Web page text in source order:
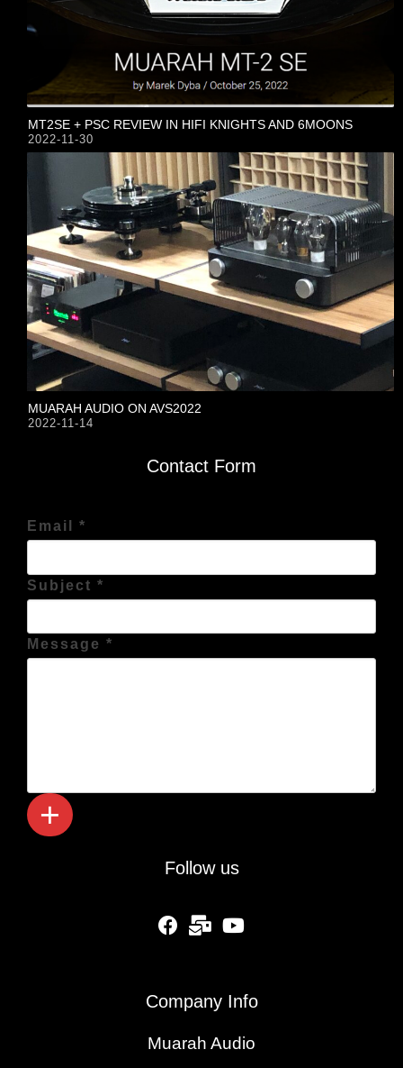
MT2SE + PSC REVIEW IN HIFI KNIGHTS AND 6MOONS
2022-11-30
MUARAH AUDIO ON AVS2022
2022-11-14
Contact Form
Email *
Subject *
Message *
Follow us
fab fa-facebook
fas fa-mail-bulk
Company Info
Muarah Audio